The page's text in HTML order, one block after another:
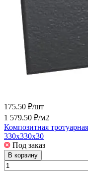
175.50 ₽/шт
1 579.50 ₽/м2
Композитная
330х330х30
Под заказ
В корзину